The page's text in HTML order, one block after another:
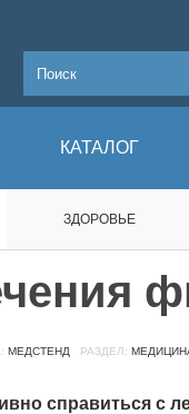
КАТАЛОГ
ЗДОРОВЬЕ
МЕДСТЕНД РАЗДЕЛ:
справиться с